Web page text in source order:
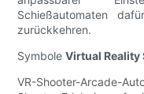
Schießautomaten
zurückkehren.
SymboleVirtual
VR-Shooter-Arcade-